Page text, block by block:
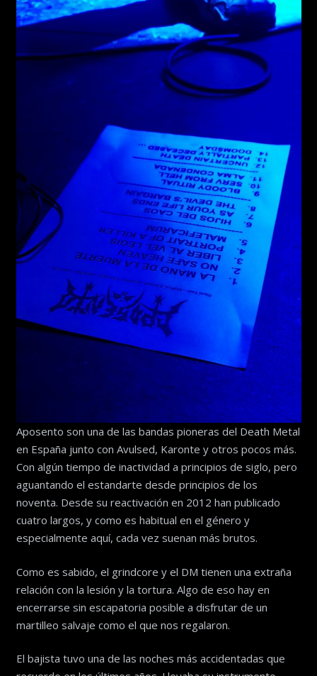
Aposento son una de las bandas pioneras del Death Metal
en España junto con Avulsed, Karonte y otros pocos más.
Con algún tiempo de inactividad a principios de siglo, pero
aguantando el estandarte desde principios de los
noventa. Desde su reactivación en 2012 han publicado
cuatro largos, y como es habitual en el género y
especialmente aquí, cada vez suenan más brutos.
Como es sabido, el grindcore y el DM tienen una extraña
relación con la lesión y la tortura. Algo de eso hay en
encerrarse sin escapatoria posible a disfrutar de un
martilleo salvaje como el que nos regalaron.
El bajista tuvo una de las noches más accidentadas que